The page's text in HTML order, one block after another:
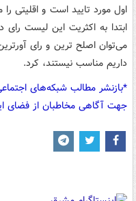
اول مورد تایید است و اقلیتی
ابتدا به اکثریت این لیست
می‌توان اصلح ترین و رای
داریم مناسب نیستند، کرد.
*بازنشر مطالب شبکه‌های
جهت آگاهی مخاطبان از فضای